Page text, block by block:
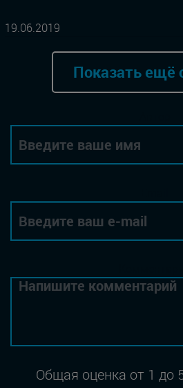
19.06.2019
Показать ещё
Общая оценка от 1 до